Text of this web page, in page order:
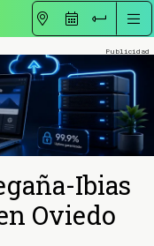
Ibias
Oviedo